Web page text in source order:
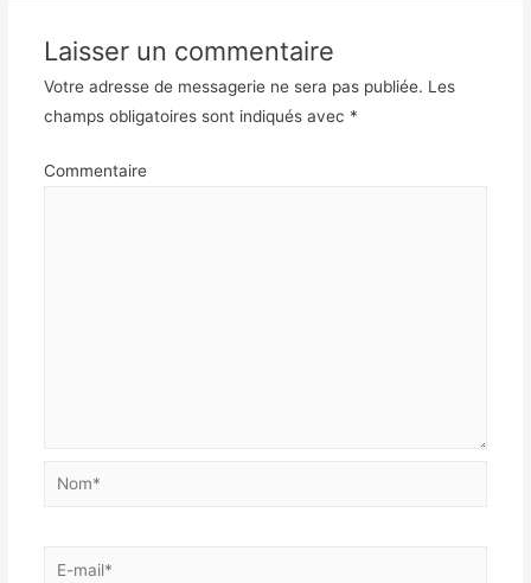
Laisser un commentaire
Votre adresse de messagerie ne sera pas publiée. Les
champs obligatoires sont indiqués avec *
Commentaire
Nom*
E-